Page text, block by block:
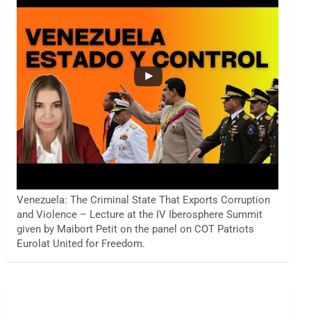
Venezuela: The Criminal State That Exports Corruption
and Violence – Lecture at the IV Iberosphere Summit
given by Maibort Petit on the panel on COT Patriots
Eurolat United for Freedom.